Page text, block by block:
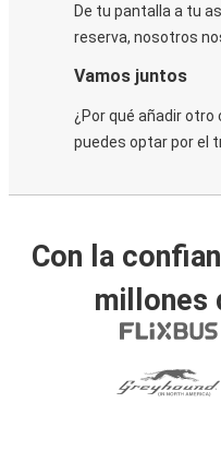
De tu pantalla a tu
reserva, nosotros
Vamos juntos
¿Por qué añadir
puedes optar por el
Con la
millones